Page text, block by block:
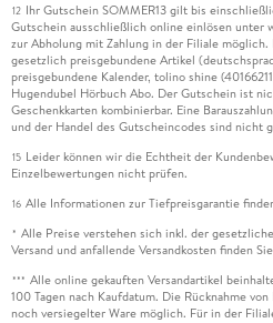
12 Ihr Gutschein SOMMER13 gilt bis
Gutschein ausschließlich online einlösen unter
zur Abholung mit Zahlung in der Filiale
gesetzlich preisgebundene Artikel
preisgebundene Kalender, tolino shine
Hugendubel Hörbuch Abo. Der Gutschein ist
Geschenkkarten kombinierbar. Eine
und der Handel des Gutscheincodes sind nicht
15 Leider können wir die Echtheit der
Einzelbewertungen nicht prüfen.
16 Alle Informationen zur Tiefpreisgarantie
* Alle Preise verstehen sich inkl. der
Versand und anfallende Versandkosten finden Sie
*** Alle online gekauften Versandartikel
100 Tagen nach Kaufdatum. Die Rücknahme
noch versiegelter Ware möglich. Für in der